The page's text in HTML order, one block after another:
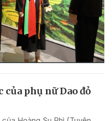
phụ nữ Dao đỏ